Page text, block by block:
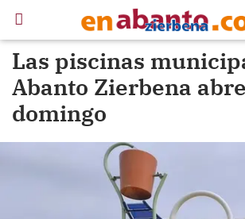
Las piscinas
Abanto Zierbena
domingo